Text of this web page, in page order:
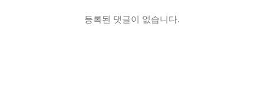
등록된 댓글이 없습니다.